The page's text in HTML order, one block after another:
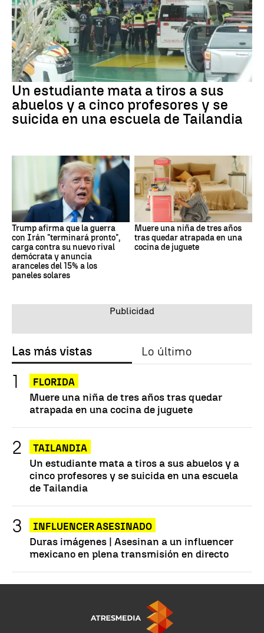
Un estudiante mata a tiros a sus
abuelos y a cinco profesores y se
suicida en una escuela de Tailandia
Trump afirma que la guerra
con Irán "terminará pronto",
carga contra su nuevo rival
demócrata y anuncia
aranceles del 15% a los
paneles solares
Muere una niña de tres años
tras quedar atrapada en una
cocina de juguete
Las más vistas Lo último
FLORIDA
Muere una niña de tres años tras quedar
atrapada en una cocina de juguete
TAILANDIA
Un estudiante mata a tiros a sus abuelos y a
cinco profesores y se suicida en una escuela
de Tailandia
INFLUENCER ASESINADO
Duras imágenes | Asesinan a un influencer
mexicano en plena transmisión en directo